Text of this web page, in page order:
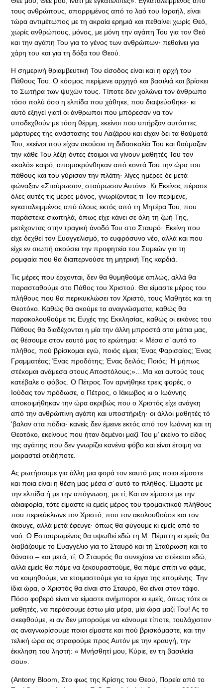
τους ανθρώπους, απορριμένος από το λαό του Ισραήλ, είναι
τώρα αντιμέτωπος με τη ακραία ερημιά και πεθαίνει χωρίς Θεό,
χωρίς ανθρώπους, μόνος, με μόνη την αγάπη Του για τον Θεό
και την αγάπη Του για το γένος των ανθρώπων· πεθαίνει για
χάρη του και για τη δόξα του Θεού.
Η σημερινή θριαμβευτική Του είσοδος είναι και η αρχή του
Πάθους Του. Ο κόσμος περίμενε αρχηγό και βασιλιά και βρίσκει
το Σωτήρα των ψυχών τους. Τίποτε δεν χολώνει τον άνθρωπο
τόσο πολύ όσο η ελπίδα που χάθηκε, που διαψεύσθηκε· κι
αυτό εξηγεί γιατί οι άνθρωποι που μπόρεσαν να τον
υποδεχθούν με τόση θέρμη, εκείνοι που υπήρξαν αυτόπτες
μάρτυρες της ανάστασης του Λαζάρου και είχαν δει τα θαύματά
Του, εκείνοι που είχαν ακούσει τη διδασκαλία Του και θαύμαζαν
την κάθε Του λέξη όντες έτοιμοι να γίνουν μαθητές Του τον
«καλό» καιρό, απομακρύνθηκαν από κοντά Του την ώρα του
πάθους και του γύρισαν την πλάτη· λίγες ημέρες δε μετά
φώναξαν «Σταύρωσον, σταύρωσον Αυτόν». Κι Εκείνος πέρασε
όλες αυτές τις μέρες μόνος, γνωρίζοντας τι Τον περίμενε,
εγκαταλειμμένος από όλους εκτός από τη Μητέρα Του, που
παράστεκε σιωπηλά, όπως είχε κάνει σε όλη τη ζωή Της,
μετέχοντας στην τραγική άνοδό Του στο Σταυρό· Εκείνη που
είχε δεχθεί τον Ευαγγελισμό, το ευφρόσυνο νέο, αλλά και που
είχε εν σιωπή ακούσει την προφητεία του Συμεών για τη
ρομφαία που θα διαπερνούσε τη μητρική Της καρδιά.
Τις μέρες που έρχονται, δεν θα θυμηθούμε απλώς, αλλά θα
παρασταθούμε στο Πάθος του Χριστού. Θα είμαστε μέρος του
πλήθους που θα περικυκλώσει τον Χριστό, τους Μαθητές και τη
Θεοτόκο. Καθώς θα ακούμε τα αναγνώσματα, καθώς θα
παρακολουθούμε τις Ευχές της Εκκλησίας, καθώς οι εικόνες του
Πάθους θα διαδέχονται η μία την άλλη μπροστά στα μάτια μας,
ας θέσουμε στον εαυτό μας το ερώτημα: « Μέσα σ’ αυτό το
πλήθος, πού βρίσκομαι εγώ, ποιός είμαι; Ένας Φαρισαίος; Ένας
Γραμματέας; Ένας προδότης; Ένας δειλός; Ποιός; Ή μήπως
στέκομαι ανάμεσα στους Αποστόλους;»…Μα και αυτούς τους
κατέβαλε ο φόβος. Ο Πέτρος Τον αρνήθηκε τρεις φορές, ο
Ιούδας τον πρόδωσε, ο Πέτρος, ο Ιάκωβος κι ο Ιωάννης
αποκοιμήθηκαν την ώρα ακριβώς που ο Χριστός είχε ανάγκη
από την ανθρώπινη αγάπη και υποστήριξη· οι άλλοι μαθητές τό
‘βαλαν στα πόδια· κανείς δεν έμεινε εκτός από τον Ιωάννη και τη
Θεοτόκο, εκείνους που ήταν δεμένοι μαζί Του μ’ εκείνο το είδος
της αγάπης που δεν γνωρίζει κανένα φόβο και είναι έτοιμη να
μοιραστεί οτιδήποτε.
Ας ρωτήσουμε για άλλη μια φορά τον εαυτό μας ποιοι είμαστε
και ποια είναι η θέση μας μέσα σ’ αυτό το πλήθος. Είμαστε με
την ελπίδα ή με την απόγνωση, με τί; Και αν είμαστε με την
αδιαφορία, τότε είμαστε κι εμείς μέρος του τρομακτικού πλήθους
που περικύκλωνε τον Χριστό, που τον ακολουθούσε και τον
άκουγε, αλλά μετά έφευγε· όπως θα φύγουμε κι εμείς από το
ναό. Ο Εσταυρωμένος θα υψωθεί εδώ τη Μ. Πέμπτη κι εμείς θα
διαβάζουμε το Ευαγγέλιο για το Σταυρό και τή Σταύρωση και το
θάνατο – και μετά, τί; Ο Σταυρός θα συνεχίσει να στέκεται εδώ,
αλλά εμείς θα πάμε να ξεκουραστούμε, θα πάμε σπίτι να φάμε,
να κοιμηθούμε, να ετοιμαστούμε για τα έργα της επομένης. Την
ίδια ώρα, ο Χριστός θα είναι στο Σταυρό, θα είναι στον τάφο.
Πόσο φοβερό είναι να είμαστε ανήμποροι κι εμείς, όπως τότε οι
μαθητές, να περάσουμε έστω μία μέρα, μία ώρα μαζί Του! Ας το
σκεφθούμε, κι αν δεν μπορούμε να κάνουμε τίποτε, τουλάχιστον
ας αναγνωρίσουμε ποιοι είμαστε και πού βρισκόμαστε, και την
τελική ώρα ας στραφούμε προς Αυτόν με την κραυγή, την
έκκληση του ληστή: « Μνήσθητί μου, Κύριε, εν τη βασιλεία
σου».
(Antony Bloom, Στο φως της Κρίσης του Θεού, Πορεία από το